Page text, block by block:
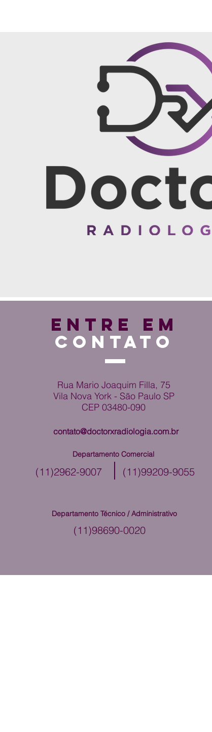
ENTRE EM
CONTATO
Rua Mario Joaquim Filla, 75
Vila Nova York - São Paulo SP
CEP 03480-090
contato@doctorxradiologia.com.br
Departamento Comercial
(11)2962-9007 (11)99209-9055
Departamento Técnico / Administrativo
(11)98690-0020